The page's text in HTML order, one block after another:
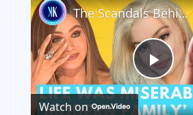
P
The Scandals Behind The Scenes Of 'Modern Family' Are Crazy!
Watch on